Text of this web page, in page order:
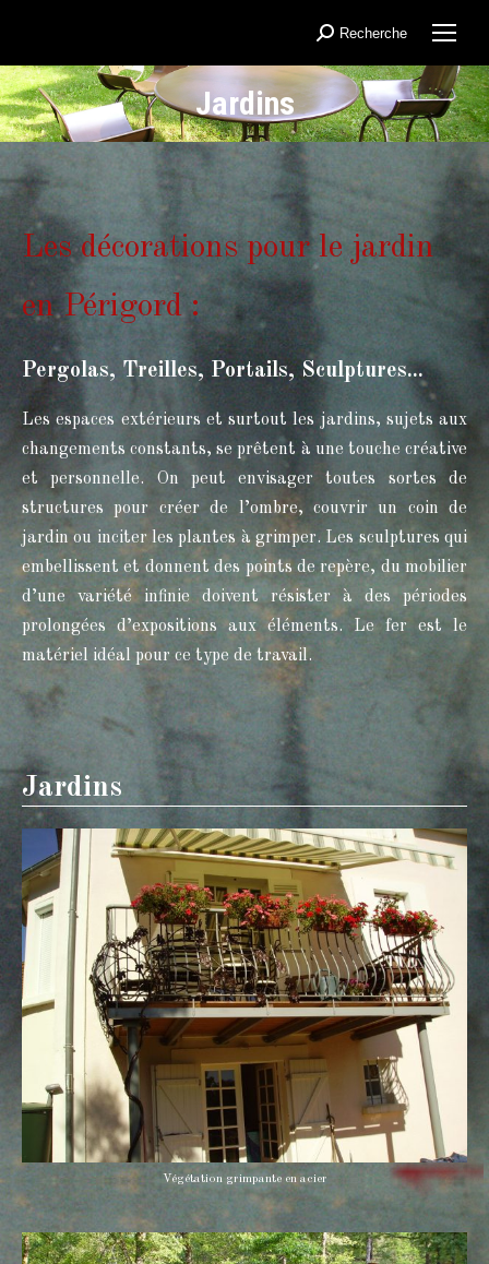
Recherche
:
Recherche
Jardins
Vous êtes ici :
Les décorations pour le jardin
en Périgord :
Pergolas, Treilles, Portails, Sculptures...
Les espaces extérieurs et surtout les jardins, sujets aux
changements constants, se prêtent à une touche créative
et personnelle. On peut envisager toutes sortes de
structures pour créer de l’ombre, couvrir un coin de
jardin ou inciter les plantes à grimper. Les sculptures qui
embellissent et donnent des points de repère, du mobilier
d’une variété infinie doivent résister à des périodes
prolongées d’expositions aux éléments. Le fer est le
matériel idéal pour ce type de travail.
Jardins
Végétation grimpante en acier